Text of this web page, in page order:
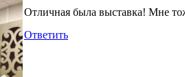
Отличная была выставка! Мне
Ответить